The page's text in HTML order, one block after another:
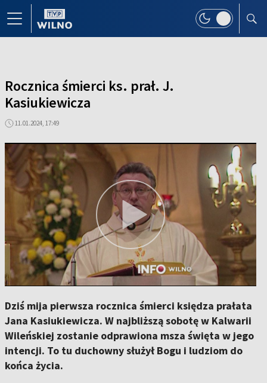
Rocznica śmierci ks. prał. J.
Kasiukiewicza
11.01.2024, 17:49
Dziś mija pierwsza rocznica śmierci księdza prałata
Jana Kasiukiewicza. W najbliższą sobotę w Kalwarii
Wileńskiej zostanie odprawiona msza święta w jego
intencji. To tu duchowny służył Bogu i ludziom do
końca życia.